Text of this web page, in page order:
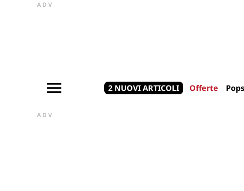
ADV
2 NUOVI ARTICOLI Offerte
ADV